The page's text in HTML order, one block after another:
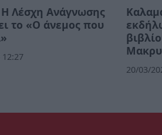
Λέσχη Ανάγνωσης
το «Ο άνεμος που
20/03/